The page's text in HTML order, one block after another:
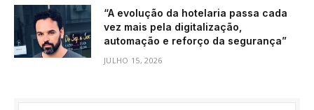
“A evolução da hotelaria passa cada
vez mais pela digitalização,
automação e reforço da segurança”
JULHO 15, 2026